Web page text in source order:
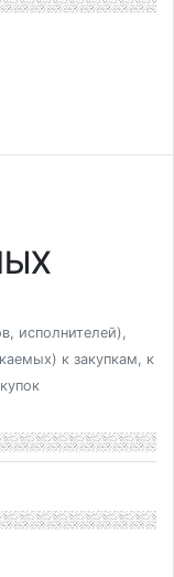
исполнителей),
к закупкам, к